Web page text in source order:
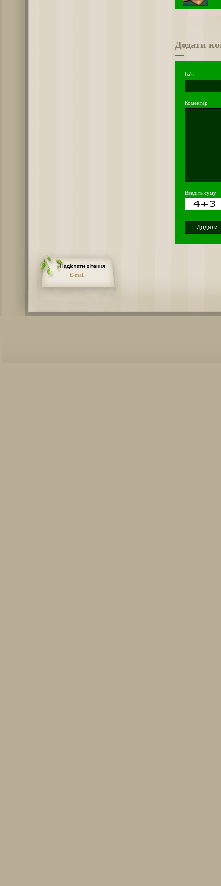
Додати
Ім'я
Коментар
Введіть суму
E-mail